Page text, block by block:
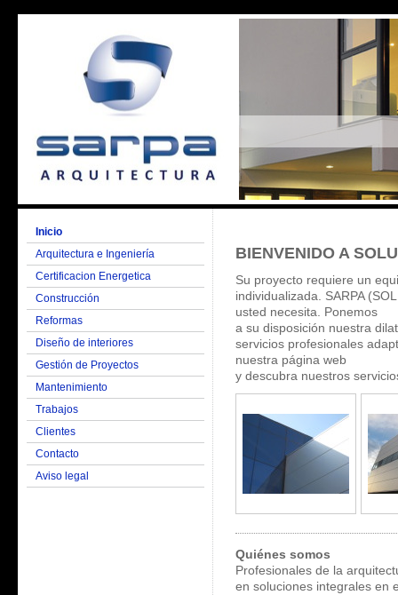
Inicio
Arquitectura e Ingeniería
Certificacion Energetica
Construcción
Reformas
Diseño de interiores
Gestión de Proyectos
Mantenimiento
Trabajos
Clientes
Contacto
Aviso legal
BIENVENIDO A
Su proyecto requiere un
individualizada. SARPA
usted necesita. Ponemos
a su disposición nuestra
servicios profesionales
nuestra página web
y descubra nuestros
Quiénes somos
Profesionales de la
en soluciones integrales en